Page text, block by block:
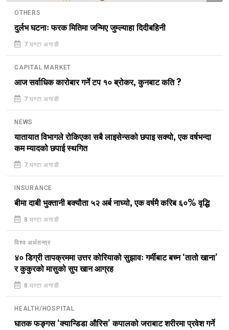
OTHERS
दुर्लभ घटनाः फरक मितिमा जन्मिए जुम्ल्याहा दिदीबहिनी
7 घण्टा अगाडी
CAPITAL MARKET
आज सर्वाधिक कारोबार गर्ने टप १० ब्रोकर, कुनबाट कति ?
7 घण्टा अगाडी
NEWS
यातायात विभागले रोकिएका सबै लाइसेन्सको छपाइ सक्यो, एक वर्षभन्दा
कम म्यादको छपाई स्थगित
7 घण्टा अगाडी
INSURANCE
बीमा दाबी भुक्तानी बक्यौता ५२ अर्ब नाघ्यो, एक वर्षमै करिब ६०% वृद्धि
8 घण्टा अगाडी
विश्व अर्थतन्त्र
४० डिग्री तापक्रममा उत्तर कोरियाको सुझावः गर्मीबाट बच्न ‘तातो खाना’
र कुकुरको मासुको सुप खान आग्रह
8 घण्टा अगाडी
HEALTH/HOSPITAL
घातक फङ्गस ‘क्यान्डिडा औरिस’ कपालको जराबाट शरीरमा प्रवेश गर्ने